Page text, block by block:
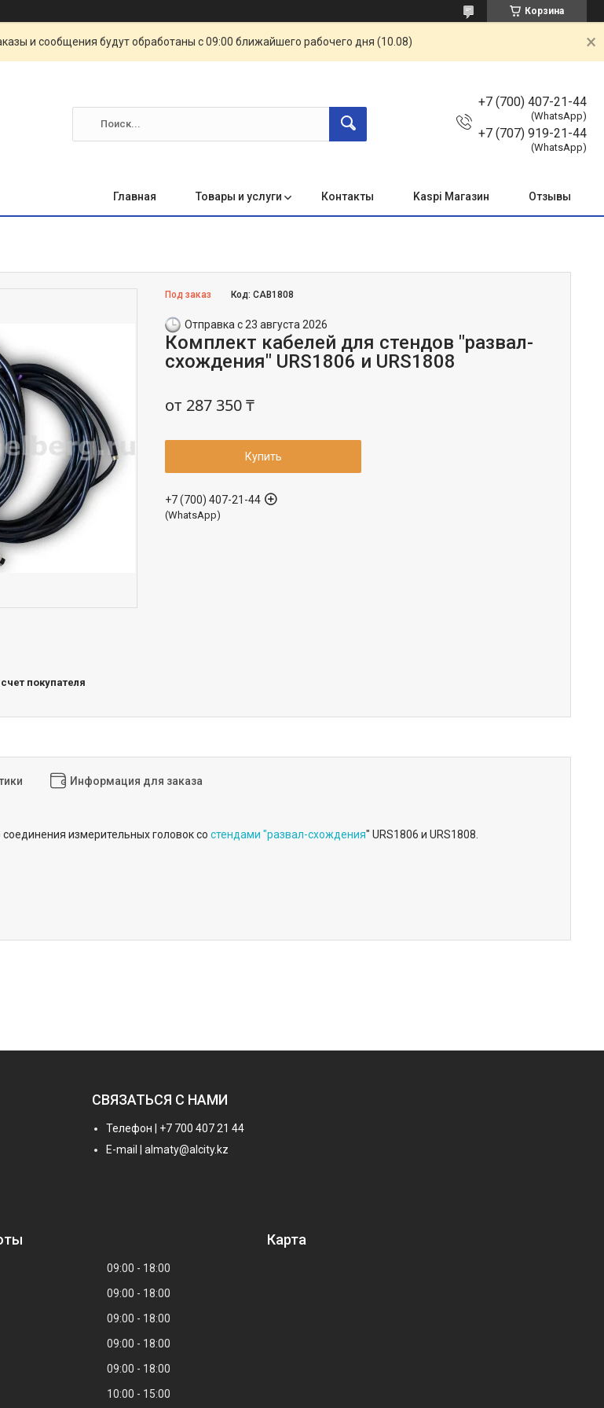
Корзина
и сообщения будут обработаны с 09:00 ближайшего рабочего дня (10.08)
+7 (700) 407-21-44
(WhatsApp)
+7 (707) 919-21-44
(WhatsApp)
Главная Товары и услуги Контакты Kaspi Магазин Отзывы
Под заказ Код:CAB1808
Отправка с 23 августа 2026
Комплект кабелей для стендов "развал-
схождения" URS1806 и URS1808
от 287 350 ₸
Купить
+7 (700) 407-21-44
(WhatsApp)
покупателя
Информация для заказа
измерительных головок со стендами "развал-схождения" URS1806 и URS1808.
СВЯЗАТЬСЯ С НАМИ
Телефон | +7 700 407 21 44
E-mail | almaty@alcity.kz
09:00
18:00
09:00
18:00
09:00
18:00
09:00
18:00
09:00
18:00
10:00 15:00
Карта